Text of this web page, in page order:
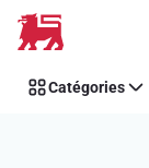
Passer
Catégories